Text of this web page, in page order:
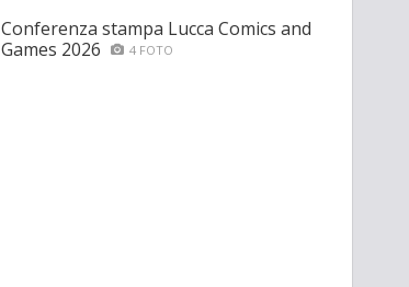
Conferenza stampa Lucca Comics and
Games 2026
4 FOTO